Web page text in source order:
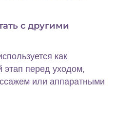
с другими
как
этап перед уходом,
или аппаратными